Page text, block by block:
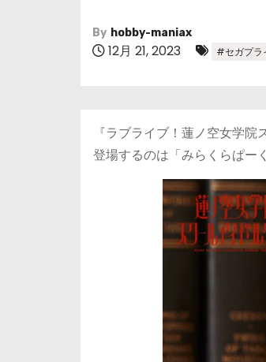
By hobby-maniax
12月 21, 2023 #セガプラ
『ラブライブ！蓮ノ空女学
登場するのは「みらくらぱー